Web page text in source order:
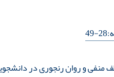
منفی و روان رنجوری در